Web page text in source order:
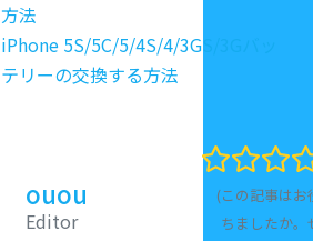
方法
iPhone 5S/5C/5/4S/4/3GS/3Gバッ
テリーの交換する方法
ouou
Editor
(この記事はお
ちましたか。